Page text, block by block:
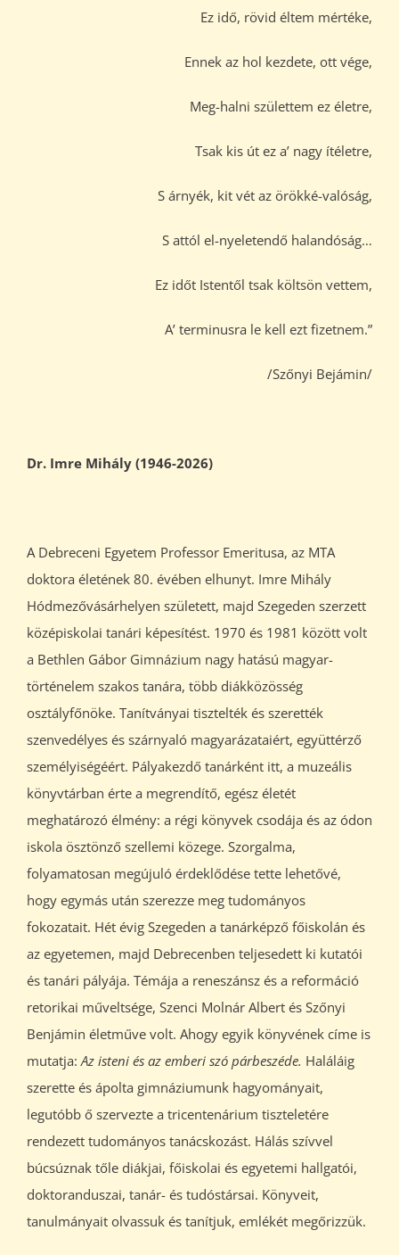
Ez idő, rövid éltem mértéke,
Ennek az hol kezdete, ott vége,
Meg-halni születtem ez életre,
Tsak kis út ez a’ nagy ítéletre,
S árnyék, kit vét az örökké-valóság,
S attól el-nyeletendő halandóság…
Ez időt Istentől tsak költsön vettem,
A’ terminusra le kell ezt fizetnem.”
/Szőnyi Bejámin/
Dr. Imre Mihály (1946-2026)
A Debreceni Egyetem Professor Emeritusa, az MTA
doktora életének 80. évében elhunyt. Imre Mihály
Hódmezővásárhelyen született, majd Szegeden szerzett
középiskolai tanári képesítést. 1970 és 1981 között volt
a Bethlen Gábor Gimnázium nagy hatású magyar-
történelem szakos tanára, több diákközösség
osztályfőnöke. Tanítványai tisztelték és szerették
szenvedélyes és szárnyaló magyarázataiért, együttérző
személyiségéért. Pályakezdő tanárként itt, a muzeális
könyvtárban érte a megrendítő, egész életét
meghatározó élmény: a régi könyvek csodája és az ódon
iskola ösztönző szellemi közege. Szorgalma,
folyamatosan megújuló érdeklődése tette lehetővé,
hogy egymás után szerezze meg tudományos
fokozatait. Hét évig Szegeden a tanárképző főiskolán és
az egyetemen, majd Debrecenben teljesedett ki kutatói
és tanári pályája. Témája a reneszánsz és a reformáció
retorikai műveltsége, Szenci Molnár Albert és Szőnyi
Benjámin életműve volt. Ahogy egyik könyvének címe is
mutatja: Az isteni és az emberi szó párbeszéde. Haláláig
szerette és ápolta gimnáziumunk hagyományait,
legutóbb ő szervezte a tricentenárium tiszteletére
rendezett tudományos tanácskozást. Hálás szívvel
búcsúznak tőle diákjai, főiskolai és egyetemi hallgatói,
doktoranduszai, tanár- és tudóstársai. Könyveit,
tanulmányait olvassuk és tanítjuk, emlékét megőrizzük.